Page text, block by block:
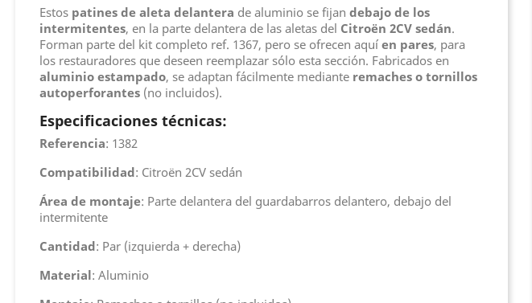
Estos patines de aleta delantera de aluminio se fijan debajo de los
intermitentes, en la parte delantera de las aletas del Citroën 2CV sedán.
Forman parte del kit completo ref. 1367, pero se ofrecen aquí en pares, para
los restauradores que deseen reemplazar sólo esta sección. Fabricados en
aluminio estampado, se adaptan fácilmente mediante remaches o tornillos
autoperforantes (no incluidos).
Especificaciones técnicas:
Referencia: 1382
Compatibilidad: Citroën 2CV sedán
Área de montaje: Parte delantera del guardabarros delantero, debajo del
intermitente
Cantidad: Par (izquierda + derecha)
Material: Aluminio